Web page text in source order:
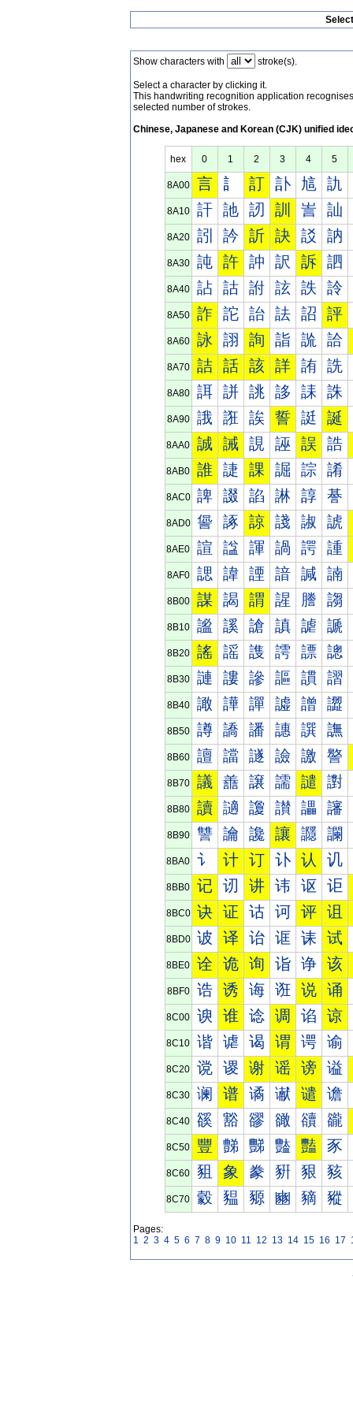
Show characters with stroke(s).
Select a character by clicking it.
This handwriting recognition application
selected number of strokes.
Chinese, Japanese and Korean (CJK) unified
hex 0 1 2 3 4 5
8A00 言 訁 訂 訃 訄 訅
8A10 訐 訑 訒 訓 訔 訕
8A20 訠 訡 訢 訣 訤 訥
8A30 訰 許 訲 訳 訴 訵
8A40 詀 詁 詂 詃 詄 詅
8A50 詐 詑 詒 詓 詔 評
8A60 詠 詡 詢 詣 詤 詥
8A70 詰 話 該 詳 詴 詵
8A80 誀 誁 誂 誃 誄 誅
8A90 誐 誑 誒 誓 誔 誕
8AA0 誠 誡 誢 誣 誤 誥
8AB0 誰 誱 課 誳 誴 誵
8AC0 諀 諁 諂 諃 諄 諅
8AD0 諐 諑 諒 諓 諔 諕
8AE0 諠 諡 諢 諣 諤 諥
8AF0 諰 諱 諲 諳 諴 諵
8B00 謀 謁 謂 謃 謄 謅
8B10 謐 謑 謒 謓 謔 謕
8B20 謠 謡 謢 謣 謤 謥
8B30 謰 謱 謲 謳 謴 謵
8B40 譀 譁 譂 譃 譄 譅
8B50 譐 譑 譒 譓 譔 譕
8B60 譠 譡 譢 譣 譤 譥
8B70 議 譱 譲 譳 譴 譵
8B80 讀 讁 讂 讃 讄 讅
8B90 讐 讑 讒 讓 讔 讕
8BA0 讠 计 订 讣 认 讥
8BB0 记 讱 讲 讳 讴 讵
8BC0 诀 证 诂 诃 评 诅
8BD0 诐 译 诒 诓 诔 试
8BE0 诠 诡 询 诣 诤 该
8BF0 诰 诱 诲 诳 说 诵
8C00 谀 谁 谂 调 谄 谅
8C10 谐 谑 谒 谓 谔 谕
8C20 谠 谡 谢 谣 谤 谥
8C30 谰 谱 谲 谳 谴 谵
8C40 豀 豁 豂 豃 豄 豅
8C50 豐 豑 豒 豓 豔 豕
8C60 豠 象 豢 豣 豤 豥
8C70 豰 豱 豲 豳 豴 豵
Pages:
1 2 3 4 5 6 7 8 9 10 11 12 13 14 15 16 17